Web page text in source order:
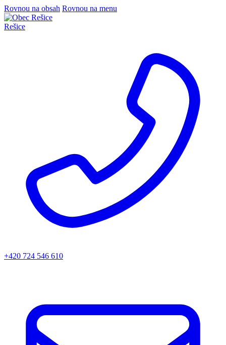
Rovnou na obsah Rovnou na menu
Rešice
+420 724 546 610